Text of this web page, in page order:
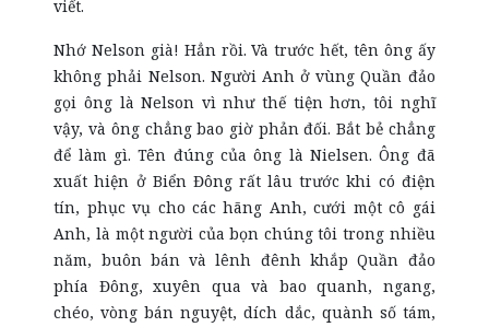
viết.
Nhớ Nelson già! Hẳn rồi. Và trước hết, tên ông ấy
không phải Nelson. Người Anh ở vùng Quần đảo
gọi ông là Nelson vì như thế tiện hơn, tôi nghĩ
vậy, và ông chẳng bao giờ phản đối. Bắt bẻ chẳng
để làm gì. Tên đúng của ông là Nielsen. Ông đã
xuất hiện ở Biển Đông rất lâu trước khi có điện
tín, phục vụ cho các hãng Anh, cưới một cô gái
Anh, là một người của bọn chúng tôi trong nhiều
năm, buôn bán và lênh đênh khắp Quần đảo
phía Đông, xuyên qua và bao quanh, ngang,
chéo, vòng bán nguyệt, dích dắc, quành số tám,